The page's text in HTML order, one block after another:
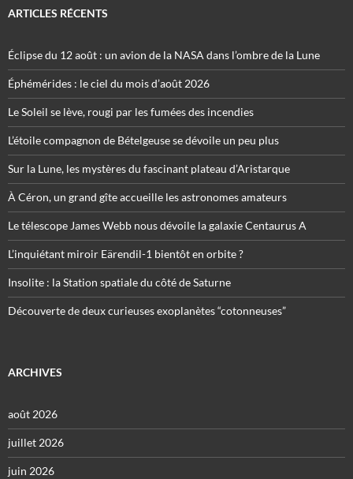
ARTICLES RÉCENTS
Éclipse du 12 août : un avion de la NASA dans l’ombre de la Lune
Éphémérides : le ciel du mois d’août 2026
Le Soleil se lève, rougi par les fumées des incendies
L’étoile compagnon de Bételgeuse se dévoile un peu plus
Sur la Lune, les mystères du fascinant plateau d’Aristarque
À Céron, un grand gîte accueille les astronomes amateurs
Le télescope James Webb nous dévoile la galaxie Centaurus A
L’inquiétant miroir Eärendil-1 bientôt en orbite ?
Insolite : la Station spatiale du côté de Saturne
Découverte de deux curieuses exoplanètes “cotonneuses”
ARCHIVES
août 2026
juillet 2026
juin 2026